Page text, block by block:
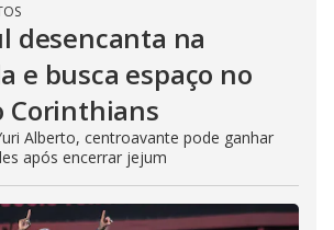
desencanta na
e busca espaço no
Corinthians
Alberto, centroavante pode ganhar
após encerrar jejum